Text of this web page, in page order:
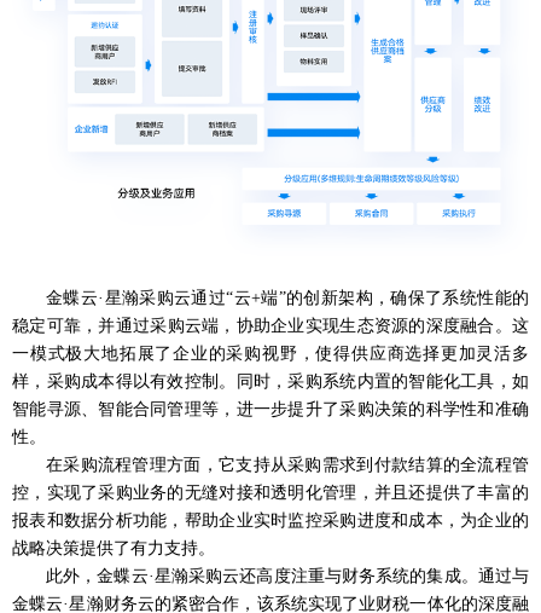
金蝶云·星瀚采购云通过“云+端”的创新架构，确保了系统性能的
稳定可靠 ，并通过采购云端， 协助企业实现生态资源的深度融合。这
一模式极大地拓展了企业的采购视野，使得供应商选择更加灵活多
样，采购成本得以有效控制。同时，采购系统内置的智能化工具，如
智能寻源、智能合同管理等，进一步提升了采购决策的科学性和准确
性。
在采购流程管理方面，它支持从采购需求到付款结算的全流程管
控，实现了采购业务的无缝对接和透明化管理 ，并且还提供了丰富的
报表和数据分析功能，帮助企业实时监控采购进度和成本，为企业的
战略决策提供了有力支持。
此外，金蝶云·星瀚采购云还高度注重与财务系统的集成。通过与
金蝶云·星瀚财务云的紧密合作，该系统实现了业财税一体化的深度融